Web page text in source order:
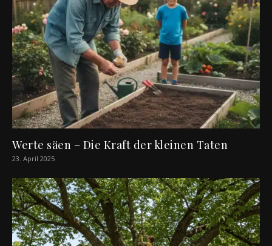
Werte säen – Die Kraft der kleinen Taten
23. April 2025